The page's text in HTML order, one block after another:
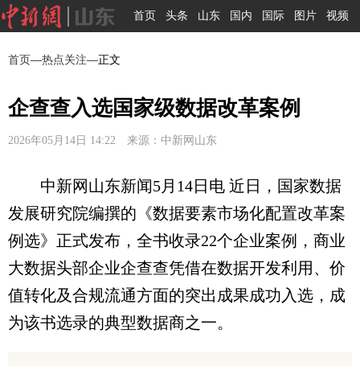
首页 头条 山东 国内 国际 图片 视频
首页—热点关注—正文
企查查入选国家级数据改革案例
2026年05月14日 14:22 来源：中新网山东
中新网山东新闻5月14日电 近日，国家数据
发展研究院编撰的《数据要素市场化配置改革案
例选》正式发布，全书收录22个企业案例，商业
大数据头部企业企查查凭借在数据开发利用、价
值转化及合规流通方面的突出成果成功入选，成
为该书选录的典型数据商之一。